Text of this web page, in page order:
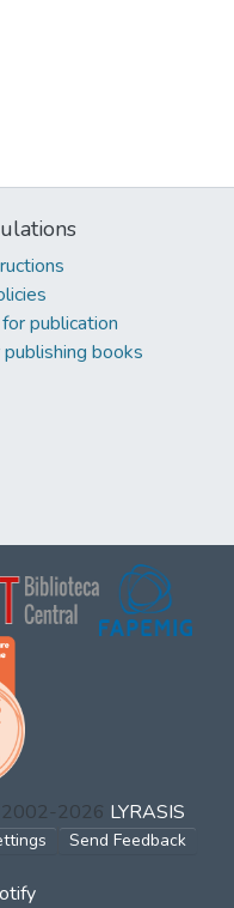
publication
books
2026 LYRASIS
Send Feedback